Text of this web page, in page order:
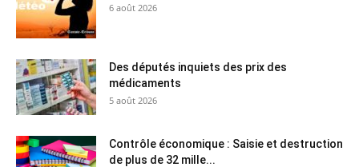
6 août 2026
Des députés inquiets des prix des
médicaments
5 août 2026
Contrôle économique : Saisie et destruction
de plus de 32 mille...